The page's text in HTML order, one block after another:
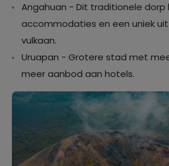
Angahuan - Dit traditionele
accommodaties en een uniek
vulkaan.
Uruapan - Grotere stad met
meer aanbod aan hotels.